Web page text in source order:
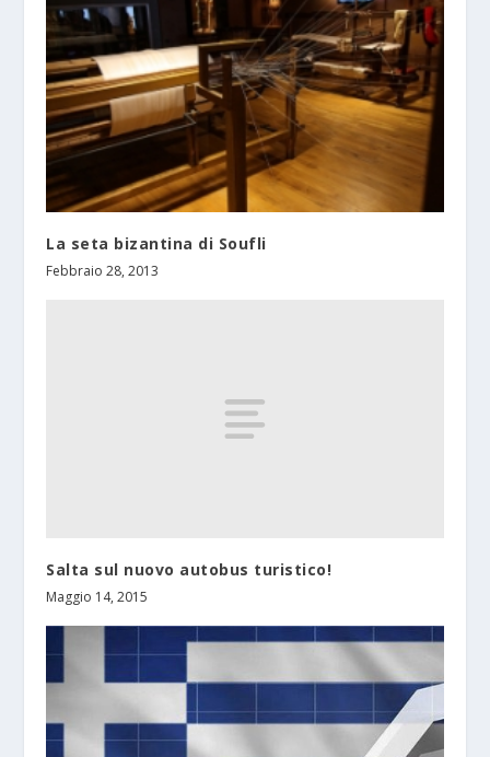
La seta bizantina di Soufli
Febbraio 28, 2013
Salta sul nuovo autobus turistico!
Maggio 14, 2015